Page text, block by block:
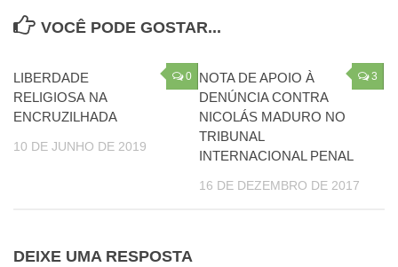
VOCÊ PODE GOSTAR...
0
LIBERDADE
RELIGIOSA NA
ENCRUZILHADA
10 DE JUNHO DE 2019
3
NOTA DE APOIO À
DENÚNCIA CONTRA
NICOLÁS MADURO NO
TRIBUNAL
INTERNACIONAL PENAL
16 DE DEZEMBRO DE 2017
DEIXE UMA RESPOSTA